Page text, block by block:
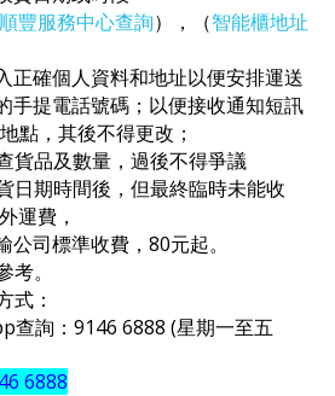
順豐服務中心查詢），（智能櫃地址
確個人資料和地址以便安排運送
提電話號碼；以便接收通知短訊
點，其後不得更改；
貨品及數量，過後不得爭議
日期時間後，但最終臨時未能收
運費，
司標準收費，80元起。
。
式：
詢：9146 6888 (星期一至五
6888